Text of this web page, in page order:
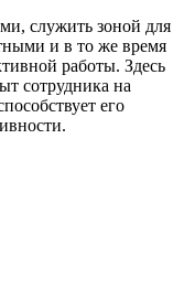
служить зоной для
и в то же время
работы. Здесь
сотрудника на
его